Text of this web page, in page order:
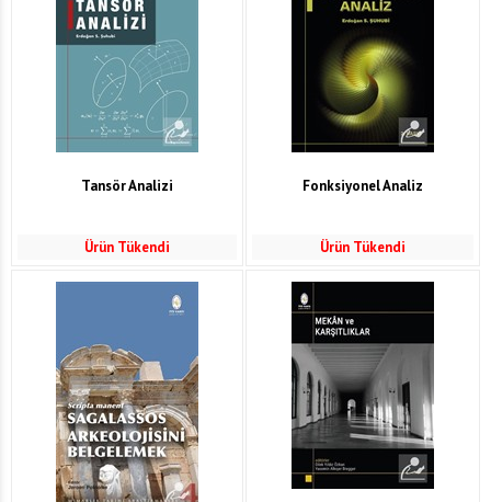
Tansör Analizi
Ürün Tükendi
Fonksiyonel Analiz
Ürün Tükendi